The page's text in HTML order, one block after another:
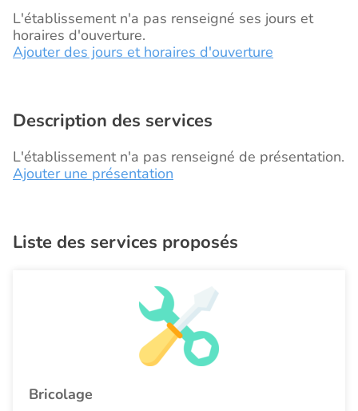
L'établissement n'a pas renseigné ses jours et
horaires d'ouverture.
Ajouter des jours et horaires d'ouverture
Description des services
L'établissement n'a pas renseigné de présentation.
Ajouter une présentation
Liste des services proposés
Bricolage